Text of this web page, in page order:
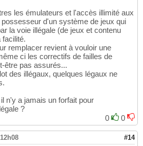
les émulateurs et l'accès illimité aux
d'un système de jeux qui
la voie illégale (de jeux et contenu
facilité.
remplacer revient à vouloir une
ci les correctifs de failles de
être pas assurés...
des illégaux, quelques légaux ne
n'y a jamais un forfait pour
?
0
0
#14